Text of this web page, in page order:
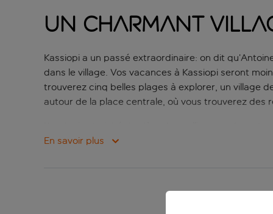
Un charmant
Kassiopi a un passé extraordinaire: on dit
dans le village. Vos vacances à Kassiopi seront
trouverez cinq belles plages à explorer, un village
autour de la place centrale, où vous trouverez des
bateaux pour faire des excursions d’une journée
En savoir plus